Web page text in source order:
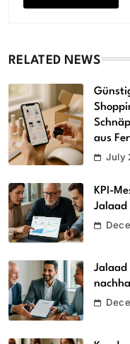
RELATED NEWS
aus
July
KPI-
Jalaad
Jalaad